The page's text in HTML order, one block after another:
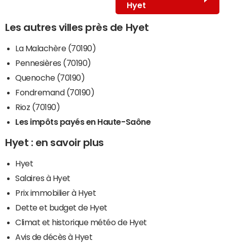
Hyet
Les autres villes près de Hyet
La Malachère (70190)
Pennesières (70190)
Quenoche (70190)
Fondremand (70190)
Rioz (70190)
Les impôts payés en Haute-Saône
Hyet : en savoir plus
Hyet
Salaires à Hyet
Prix immobilier à Hyet
Dette et budget de Hyet
Climat et historique météo de Hyet
Avis de décès à Hyet